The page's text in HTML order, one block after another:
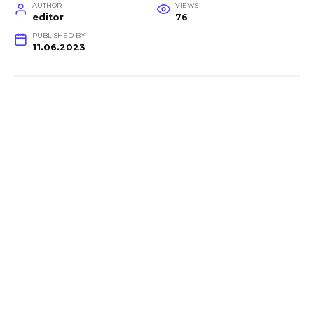
AUTHOR
editor
VIEWS
76
PUBLISHED BY
11.06.2023